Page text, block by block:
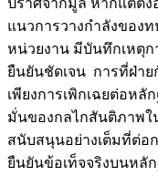
แนวการวางกำลังของ
หน่วยงาน มีบันทึกเหตุ
ยืนยันชัดเจน การที่ฝ่าย
เพียงการเพิกเฉยต่อห
มั่นของกลไกสันติภาพใ
สนับสนุนอย่างเต็มที่ต่อ
ยืนยันข้อเท็จจริงบนหลั